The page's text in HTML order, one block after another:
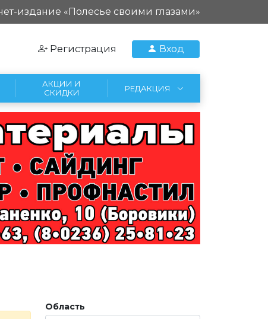
издание «Полесье своими глазами»
Регистрация Вход
АКЦИИ И
СКИДКИ
РЕДАКЦИЯ
Область